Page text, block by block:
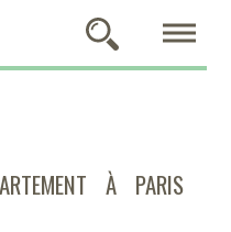
À PARIS